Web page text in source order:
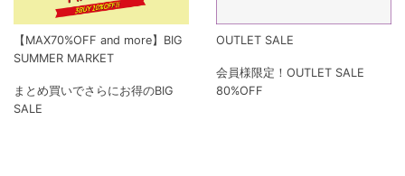
【MAX70%OFF and more】BIG
SUMMER MARKET
まとめ買いでさらにお得のBIG
SALE
OUTLET SALE
会員様限定！OUTLET SALE
80%OFF